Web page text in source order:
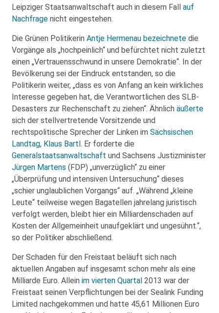
Leipziger Staatsanwaltschaft auch in diesem Fall auf
Nachfrage nicht eingestehen.
Die Grünen Politikerin Antje Hermenau bezeichnete die
Vorgänge als „hochpeinlich“ und befürchtet nicht zuletzt
einen „Vertrauensschwund in unsere Demokratie“. In der
Bevölkerung sei der Eindruck entstanden, so die
Politikerin weiter, „dass es von Anfang an kein wirkliches
Interesse gegeben hat, die Verantwortlichen des SLB-
Desasters zur Rechenschaft zu ziehen“. Ähnlich äußerte
sich der stellvertretende Vorsitzende und
rechtspolitische Sprecher der Linken im Sächsischen
Landtag, Klaus Bartl . Er forderte die
Generalstaatsanwaltschaft und Sachsens Justizminister
Jürgen Martens (FDP) „unverzüglich“ zu einer
„Überprüfung und intensiven Untersuchung“ dieses
„schier unglaublichen Vorgangs“ auf. „Während „kleine
Leute“ teilweise wegen Bagatellen jahrelang juristisch
verfolgt werden, bleibt hier ein Milliardenschaden auf
Kosten der Allgemeinheit unaufgeklärt und ungesühnt.“,
so der Politiker abschließend.
Der Schaden für den Freistaat beläuft sich nach
aktuellen Angaben auf insgesamt schon mehr als eine
Milliarde Euro. Allein im vierten Quartal 2013 war der
Freistaat seinen Verpflichtungen bei der Sealink Funding
Limited nachgekommen und hatte 45,61 Millionen Euro